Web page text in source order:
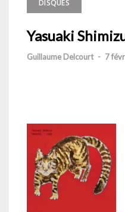
DISQUES
Yasuaki
Guillaume Delcourt - 7